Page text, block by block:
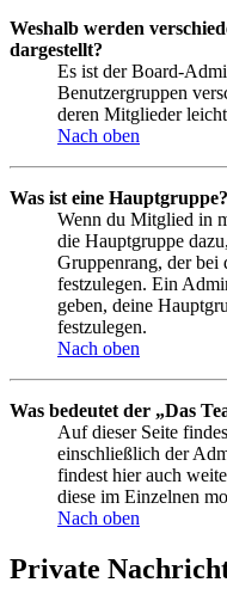
Weshalb werden
dargestellt?
Es ist der Board-
Benutzergruppen
deren Mitglieder
Nach oben
Was ist eine Hauptgruppe?
Wenn du Mitglied in
die Hauptgruppe
Gruppenrang, der bei
festzulegen. Ein
geben, deine
festzulegen.
Nach oben
Was bedeutet der „Das
Auf dieser Seite
einschließlich der
findest hier auch
diese im Einzelnen
Nach oben
Private